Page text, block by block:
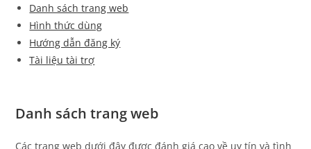
Danh sách trang web
Hình thức dùng
Hướng dẫn đăng ký
Tài liệu tài trợ
Danh sách trang web
Các trang web dưới đây được đánh giá cao về uy tín và tình